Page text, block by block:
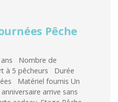
Pêche
ans Nombre de
à 5 pêcheurs Durée
Matériel fournis Un
arrive sans